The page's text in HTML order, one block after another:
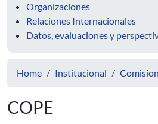
Organizaciones
Relaciones Internacionales
Datos, evaluaciones y
Home Institucional
COPE